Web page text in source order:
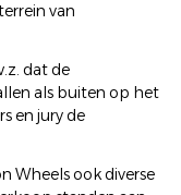
van
dat de
als buiten op het
en jury de
Wheels ook diverse